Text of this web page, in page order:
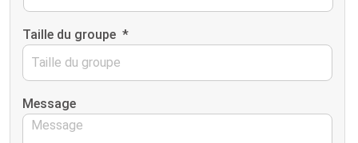
Taille du groupe *
Message